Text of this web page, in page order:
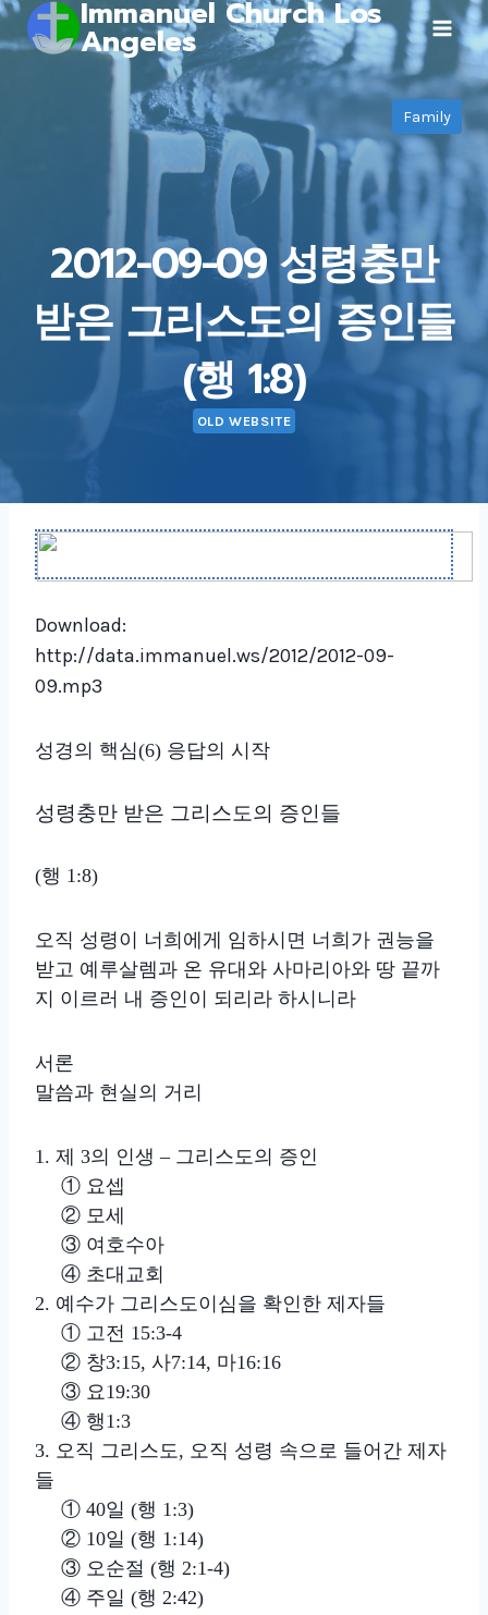
Skip
to
Immanuel Church Los
Angeles
Family
2012-09-09 성령충만
받은 그리스도의 증인들
(행 1:8)
OLD WEBSITE
Download:
http://data.immanuel.ws/2012/2012-09-
09.mp3
성경의 핵심(6) 응답의 시작
성령충만 받은 그리스도의 증인들
(행 1:8)
오직 성령이 너희에게 임하시면 너희가 권능을
받고 예루살렘과 온 유대와 사마리아와 땅 끝까
지 이르러 내 증인이 되리라 하시니라
서론
말씀과 현실의 거리
1. 제 3의 인생 – 그리스도의 증인
① 요셉
② 모세
③ 여호수아
④ 초대교회
2. 예수가 그리스도이심을 확인한 제자들
① 고전 15:3-4
② 창3:15, 사7:14, 마16:16
③ 요19:30
④ 행1:3
3. 오직 그리스도, 오직 성령 속으로 들어간 제자
들
① 40일 (행 1:3)
② 10일 (행 1:14)
③ 오순절 (행 2:1-4)
④ 주일 (행 2:42)